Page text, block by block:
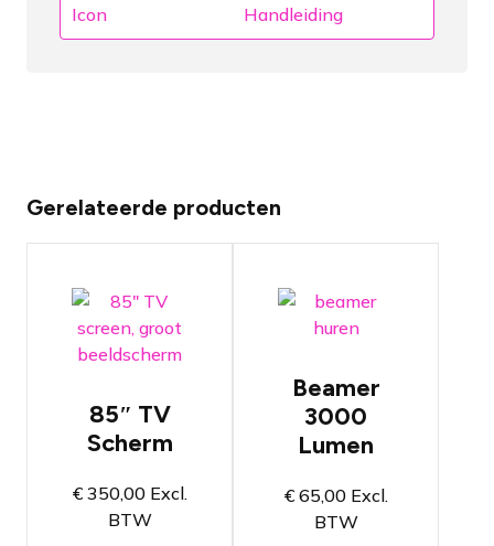
Handleiding
Gerelateerde producten
TV scherm
met
beelddiagonaal
van 216cm
statief,
stroom en
HDMI kabel
Beeldkwaliteit
Voor grote
85″ TV
Scherm
€350,00Excl.
BTW
Projector
Lumen
Beschikt over
verschillende
instelmogelijkheden
Ideaal voor
kleinere
ruimtes
Beamer
3000
Lumen
€65,00Excl.
BTW